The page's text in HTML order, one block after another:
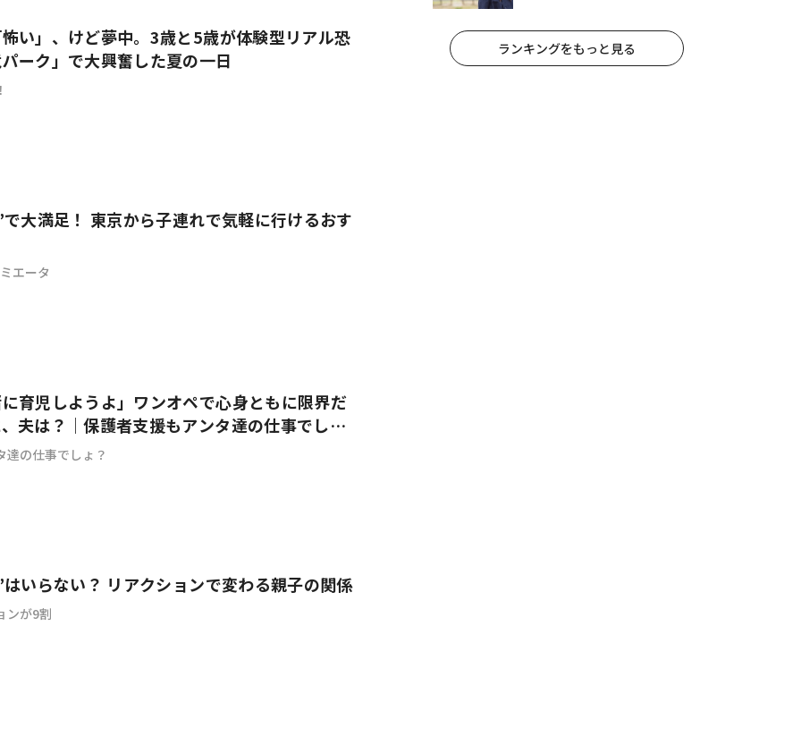
い」、けど夢中。3歳と5歳が体験型リアル恐
ーク」で大興奮した夏の一日
大満足！ 東京から子連れで気軽に行けるおす
エータ
に育児しようよ」ワンオペで心身ともに限界だ
夫は？｜保護者支援もアンタ達の仕事でし
達の仕事でしょ？
いらない？ リアクションで変わる親子の関係
ンが9割
ランキングをもっと見る